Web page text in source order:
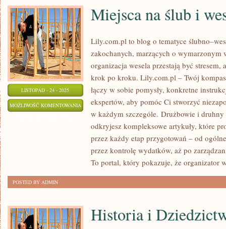
LISTOPAD - 24 - 2025
MOŻLIWOŚĆ KOMENTOWANIA MIEJSCA
ŚLUB
WESELE
Miejsca na ślub i
Lily.com.pl to blog o tematyce
zakochanych, marzących o wymarzonym
organizacja wesela przestają być stresem,
krok po kroku. Lily.com.pl – Twój
łączy w sobie pomysły, konkretne
ekspertów, aby pomóc Ci stworzyć
w każdym szczególe. Drużbowie i
odkryjesz kompleksowe artykuły, które
przez każdy etap przygotowań – od
przez kontrolę wydatków, aż po
To portal, który pokazuje, że organizator
POSTED BY ADMIN
Historia i